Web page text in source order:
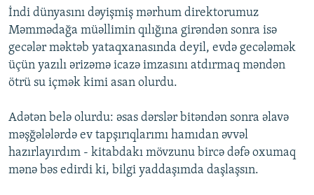
İndi dünyasını dəyişmiş mərhum direktorumuz
Məmmədağa müəllimin qılığına girəndən sonra isə
gecələr məktəb yataqxanasında deyil, evdə gecələmək
üçün yazılı ərizəmə icazə imzasını atdırmaq məndən
ötrü su içmək kimi asan olurdu.
Adətən belə olurdu: əsas dərslər bitəndən sonra əlavə
məşğələlərdə ev tapşırıqlarımı hamıdan əvvəl
hazırlayırdım - kitabdakı mövzunu bircə dəfə oxumaq
mənə bəs edirdi ki, bilgi yaddaşımda daşlaşsın.